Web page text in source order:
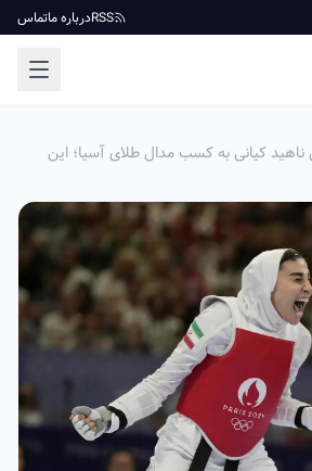
RSSدرباره ماتماس
کیانی به کسب مدال طلای آسیا؛ این